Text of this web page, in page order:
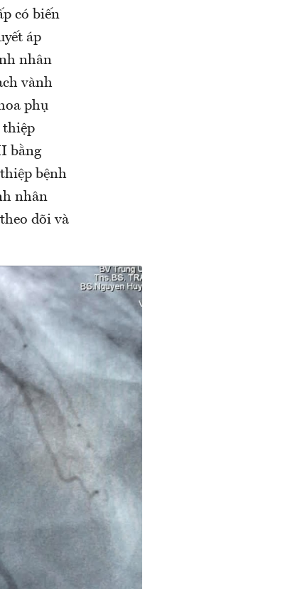
có biến
áp
nhân
vành
phụ
thiệp
bằng
bệnh
nhân
dõi và